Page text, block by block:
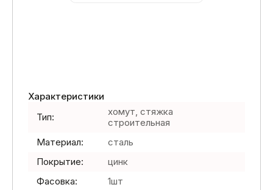
Характеристики
Тип:
хомут, стяжка
строительная
Материал:
сталь
Покрытие:
цинк
Фасовка:
1шт